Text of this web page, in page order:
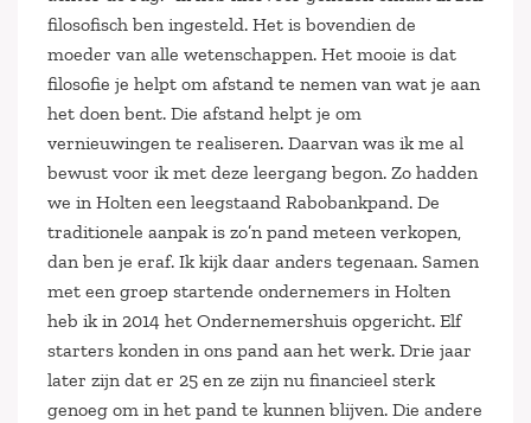
filosofisch ben ingesteld. Het is bovendien de
moeder van alle wetenschappen. Het mooie is dat
filosofie je helpt om afstand te nemen van wat je aan
het doen bent. Die afstand helpt je om
vernieuwingen te realiseren. Daarvan was ik me al
bewust voor ik met deze leergang begon. Zo hadden
we in Holten een leegstaand Rabobankpand. De
traditionele aanpak is zo’n pand meteen verkopen,
dan ben je eraf. Ik kijk daar anders tegenaan. Samen
met een groep startende ondernemers in Holten
heb ik in 2014 het Ondernemershuis opgericht. Elf
starters konden in ons pand aan het werk. Drie jaar
later zijn dat er 25 en ze zijn nu financieel sterk
genoeg om in het pand te kunnen blijven. Die andere